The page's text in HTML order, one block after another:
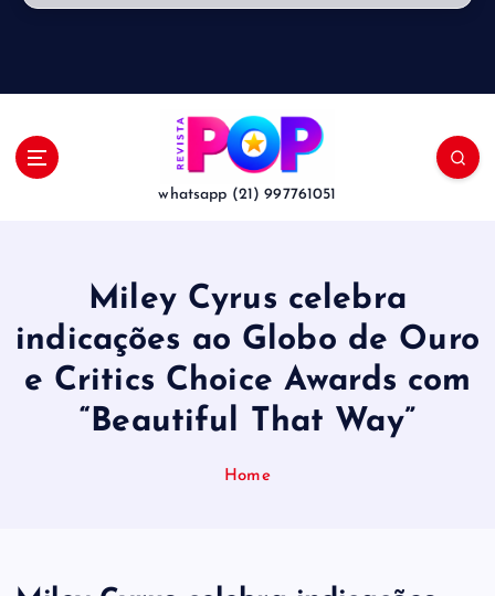
whatsapp (21) 997761051
Miley Cyrus celebra
indicações ao Globo de Ouro
e Critics Choice Awards com
“Beautiful That Way”
Home